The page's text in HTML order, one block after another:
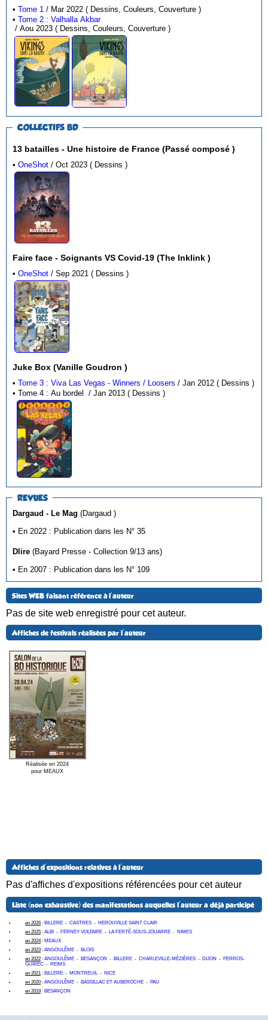
•Tome 1
/ Mar 2022 ( Dessins, Couleurs, Couverture )
•Tome 2 : Valhalla Akbar
/ Aou 2023 ( Dessins, Couleurs, Couverture )
COLLECTIFS BD
13 batailles - Une histoire de France (Passé composé )
•OneShot / Oct 2023 ( Dessins )
Faire face - Soignants VS Covid-19 (The Inklink )
•OneShot / Sep 2021 ( Dessins )
Juke Box (Vanille Goudron )
•Tome 3 : Viva Las Vegas - Winners / Loosers
/ Jan 2012 ( Dessins )
• Tome 4 : Au bordel / Jan 2013 ( Dessins )
REVUES
Dargaud - Le Mag
(Dargaud )
• En 2022 : Publication dans les N° 35
Dlire
(Bayard Presse - Collection 9/13 ans)
• En 2007 : Publication dans les N° 109
Sites WEB faisant référence à l'auteur
Pas de site web enregistré pour cet auteur.
Affiches de festivals réalisées par l'auteur
Réalisée en 2024
pour MEAUX
Affiches d'expositions relatives à l'auteur
Pas d'affiches d'expositions référencées pour cet auteur
Liste (non exhaustive) des manifestations auquelles l'auteur a déjà participé
en 2026 : BILLERE - CASTRES - HEROUVILLE SAINT CLAIR
en 2025 : ALBI - FERNEY VOLTAIRE - LA FERTÉ-SOUS-JOUARRE - NIMES
en 2024: MEAUX
en 2023 : ANGOULÊME - BLOIS
en 2022 : ANGOULÊME - BESANÇON - BILLERE - CHARLEVILLE-MÉZIÈRES - DIJON - PERROS-
GUIREC - REIMS
en 2021 : BILLERE - MONTREUIL- NICE
en 2020: ANGOULÊME - BASSILLAC ET AUBEROCHE - PAU
en 2019 : BESANÇON